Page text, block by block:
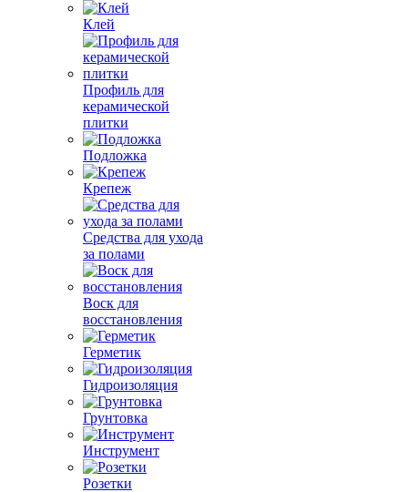
Клей
Профиль для
керамической
плитки
Подложка
Крепеж
Средства для ухода
за полами
Воск для
восстановления
Герметик
Гидроизоляция
Грунтовка
Инструмент
Розетки